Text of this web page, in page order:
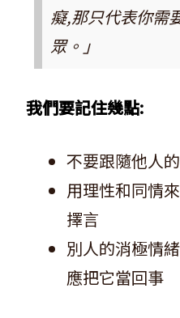
癡,那只代表你需
眾。」
我們要記住幾點:
不要跟隨他人
用理性和同情
擇言
別人的消極情
應把它當回事